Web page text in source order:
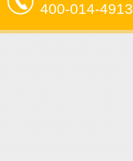
400-014-4913